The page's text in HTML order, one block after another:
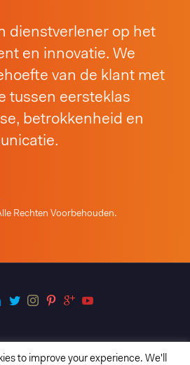
dienstverlener op het
en innovatie. We
van de klant met
tussen eersteklas
betrokkenheid en
Rechten Voorbehouden.
to improve your experience. We'll